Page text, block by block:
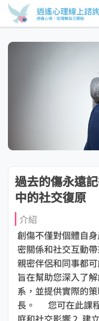
逍遙心理線上諮
逍遙心境，從理解自己開始
過去的傷永遠
中的社交復原
介紹
創傷不僅對個體自
密關係和社交互動
親密伴侶和同事都
旨在幫助您深入了
系，並提供實際的
長。 您可在此課